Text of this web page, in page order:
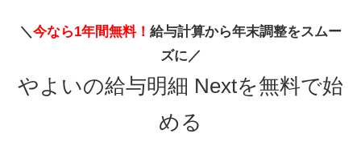
＼今なら1年間無料！ 給与計算から年末調整をスムー
ズに／
やよいの給与明細 Nextを無料で始
める